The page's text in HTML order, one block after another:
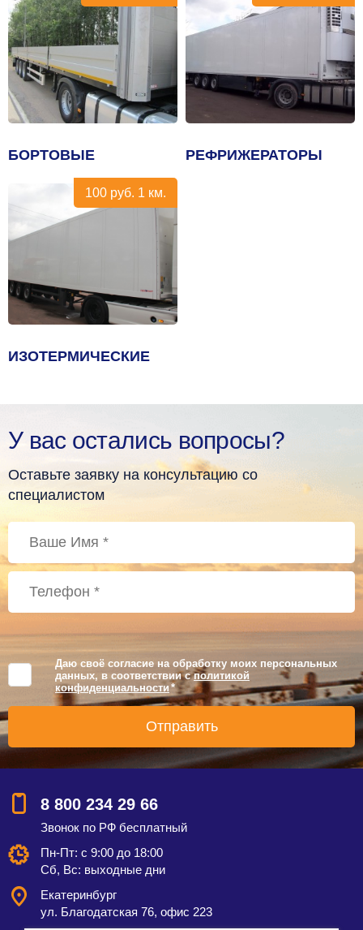
БОРТОВЫЕ РЕФРИЖЕРАТОРЫ
ИЗОТЕРМИЧЕСКИЕ
100 руб. 1 км.
У вас остались вопросы?
Оставьте заявку на консультацию со
специалистом
Даю своё согласие на обработку моих персональных
данных, в соответствии сполитикой
конфиденциальности *
8 800 234 29 66
Звонок по РФ бесплатный
Пн-Пт: с 9:00 до 18:00
Сб, Вс: выходные дни
Екатеринбург
ул. Благодатская 76, офис 223